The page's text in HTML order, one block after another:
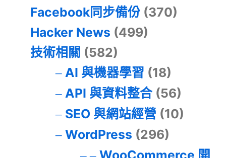
Facebook同步備份 (370)
Hacker News (499)
技術相關 (582)
AI 與機器學習 (18)
API 與資料整合(56)
SEO 與網站經營 (10)
WordPress (296)
WooCommerce 開